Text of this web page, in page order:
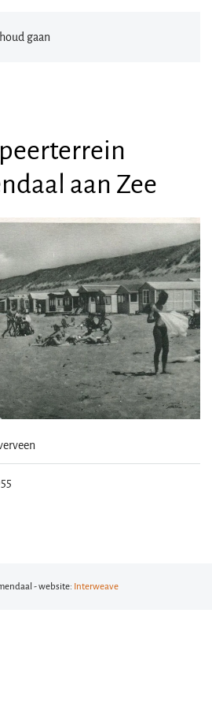
gaan
aan Zee
- website: Interweave